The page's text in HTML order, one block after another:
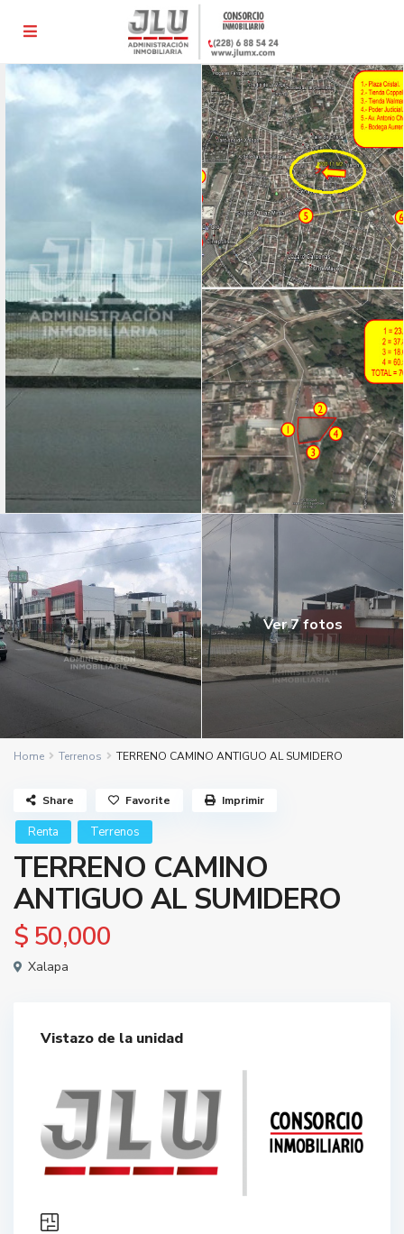
Ver 7 fotos
Home Terrenos TERRENO CAMINO ANTIGUO AL SUMIDERO
Renta Terrenos
TERRENO CAMINO
ANTIGUO AL SUMIDERO
$ 50,000
Xalapa
Share Favorite Imprimir
Vistazo de la unidad